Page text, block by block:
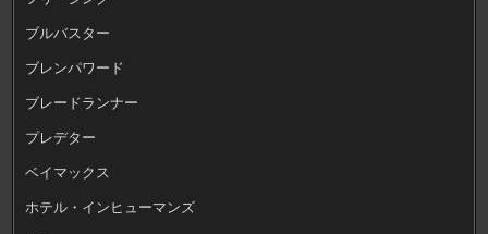
ブルバスター
ブレンパワード
ブレードランナー
プレデター
ベイマックス
ホテル・インヒューマンズ